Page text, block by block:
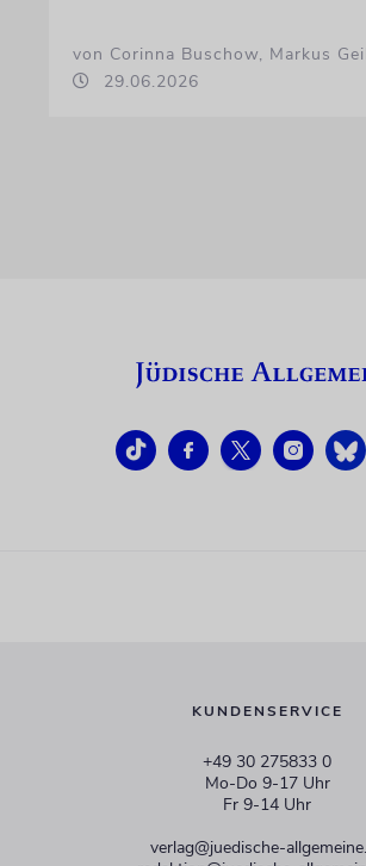
von Corinna Buschow, Markus
29.06.2026
KUNDENSERVICE
+49 30 275833 0
Mo-Do 9-17 Uhr
Fr 9-14 Uhr
verlag@juedische-